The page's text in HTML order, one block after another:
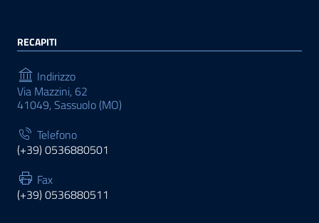
RECAPITI
Indirizzo
Via Mazzini, 62
41049, Sassuolo (MO)
Telefono
(+39) 0536880501
Fax
(+39) 0536880511